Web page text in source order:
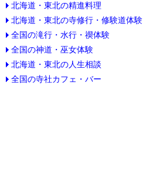
北海道・東北の精進料理
北海道・東北の寺修行・修験道体験
全国の滝行・水行・禊体験
全国の神道・巫女体験
北海道・東北の人生相談
全国の寺社カフェ・バー